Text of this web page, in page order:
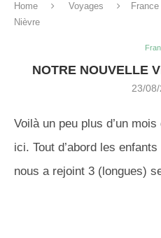
Home Voyages France
Nièvre
NOTRE NOUVELLE
23/
Voilà un peu plus d’un
ici. Tout d’abord les
nous a rejoint 3 (longues)